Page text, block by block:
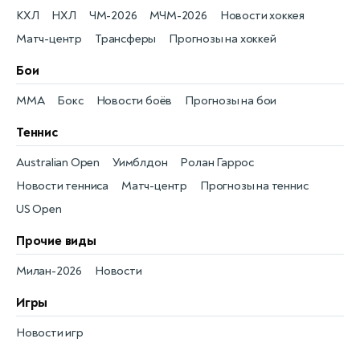
Новости хоккея
КХЛ
Матч-центр
НХЛ
Трансферы
ЧМ-2026
Прогнозы на хоккей
МЧМ-2026
Бои
Новости боёв
MMA Прогнозы на бои
Бокс
Теннис
Новости тенниса
Australian Open
Матч-центр
Уимблдон
Прогнозы на теннис
Ролан Гаррос
US Open
Прочие виды
Новости
Милан-2026
Игры
Новости игр